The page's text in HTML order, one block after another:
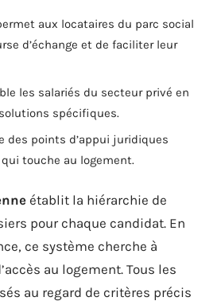
aux locataires du parc social
d’échange et de faciliter leur
les salariés du secteur privé en
spécifiques.
des points d’appui juridiques
touche au logement.
établit la hiérarchie de
pour chaque candidat. En
ce système cherche à
au logement. Tous les
au regard de critères précis